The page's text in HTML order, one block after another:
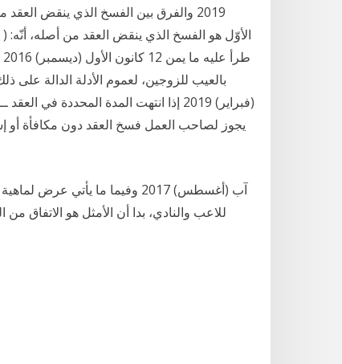
2019 والفرق بين الفسخ الذي ينقض
الأوّل هو الفسخ الذي ينقض العقد من أصله، أنّه: (
(فبراير) 2019 إذا انتهت المدة
يجوز لصاحب العمل فسخ العقد دون مكافأة أو
للاعب والنادي، بدا أن الأمثل هو الاتفاق